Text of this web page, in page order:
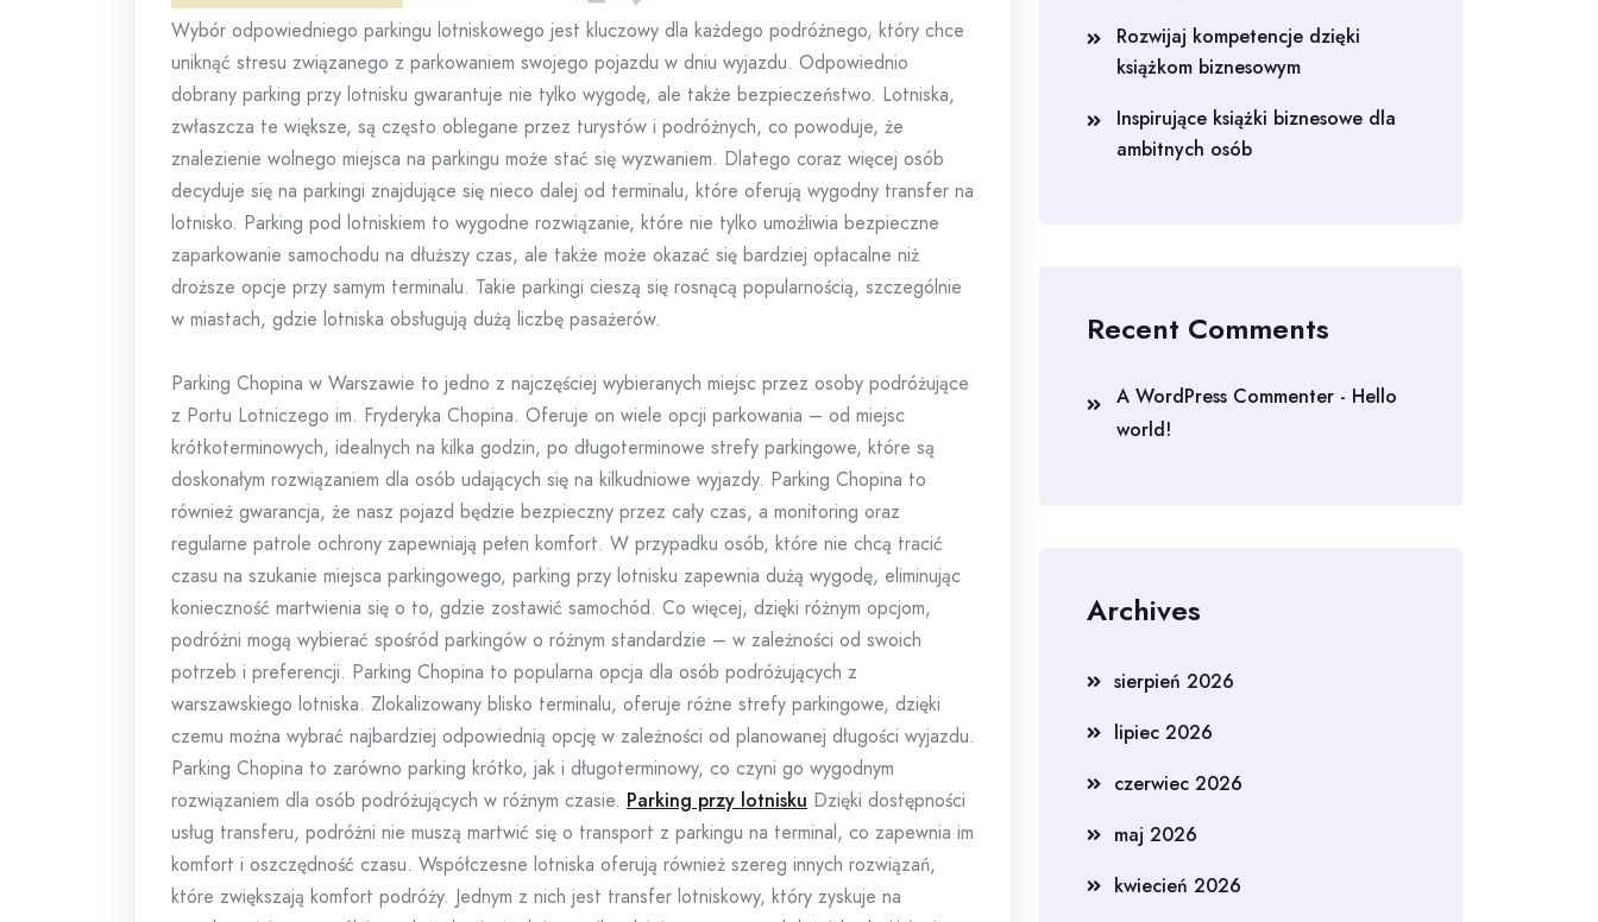
Wybór odpowiedniego parkingu lotniskowego jest kluczowy dla każdego podróżnego, który chce
uniknąć stresu związanego z parkowaniem swojego pojazdu w dniu wyjazdu. Odpowiednio
dobrany parking przy lotnisku gwarantuje nie tylko wygodę, ale także bezpieczeństwo. Lotniska,
zwłaszcza te większe, są często oblegane przez turystów i podróżnych, co powoduje, że
znalezienie wolnego miejsca na parkingu może stać się wyzwaniem. Dlatego coraz więcej osób
decyduje się na parkingi znajdujące się nieco dalej od terminalu, które oferują wygodny transfer na
lotnisko. Parking pod lotniskiem to wygodne rozwiązanie, które nie tylko umożliwia bezpieczne
zaparkowanie samochodu na dłuższy czas, ale także może okazać się bardziej opłacalne niż
droższe opcje przy samym terminalu. Takie parkingi cieszą się rosnącą popularnością, szczególnie
w miastach, gdzie lotniska obsługują dużą liczbę pasażerów.
Parking Chopina w Warszawie to jedno z najczęściej wybieranych miejsc przez osoby podróżujące
z Portu Lotniczego im. Fryderyka Chopina. Oferuje on wiele opcji parkowania – od miejsc
krótkoterminowych, idealnych na kilka godzin, po długoterminowe strefy parkingowe, które są
doskonałym rozwiązaniem dla osób udających się na kilkudniowe wyjazdy. Parking Chopina to
również gwarancja, że nasz pojazd będzie bezpieczny przez cały czas, a monitoring oraz
regularne patrole ochrony zapewniają pełen komfort. W przypadku osób, które nie chcą tracić
czasu na szukanie miejsca parkingowego, parking przy lotnisku zapewnia dużą wygodę, eliminując
konieczność martwienia się o to, gdzie zostawić samochód. Co więcej, dzięki różnym opcjom,
podróżni mogą wybierać spośród parkingów o różnym standardzie – w zależności od swoich
potrzeb i preferencji. Parking Chopina to popularna opcja dla osób podróżujących z
warszawskiego lotniska. Zlokalizowany blisko terminalu, oferuje różne strefy parkingowe, dzięki
czemu można wybrać najbardziej odpowiednią opcję w zależności od planowanej długości wyjazdu.
Parking Chopina to zarówno parking krótko, jak i długoterminowy, co czyni go wygodnym
rozwiązaniem dla osób podróżujących w różnym czasie. Parking przy lotnisku Dzięki dostępności
usług transferu, podróżni nie muszą martwić się o transport z parkingu na terminal, co zapewnia im
komfort i oszczędność czasu. Współczesne lotniska oferują również szereg innych rozwiązań,
które zwiększają komfort podróży. Jednym z nich jest transfer lotniskowy, który zyskuje na
Rozwijaj kompetencje dzięki
książkom biznesowym
Inspirujące książki biznesowe dla
ambitnych osób
Recent Comments
A WordPress Commenter - Hello
world!
Archives
sierpień 2026
lipiec 2026
czerwiec 2026
maj 2026
kwiecień 2026